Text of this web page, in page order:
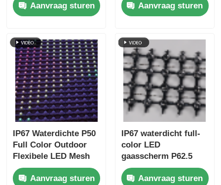
voor creatieve
projecten in stedelijk
Aanvraag sturen
laagvermogen
outdoor LED mesh
Aanvraag sturen
IP67 Waterdichte P50
Full Color Outdoor
Flexibele LED Mesh
Gordijn Display voor
de bouw van gevel
Aanvraag sturen
IP67 waterdicht full-
color LED
gaasscherm P62.5
buiten flexibel
gaasgordijn voor
Aanvraag sturen